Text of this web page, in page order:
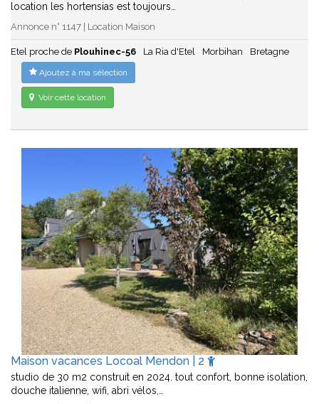
location les hortensias est toujours…
Annonce n° 1147 | Location Maison
Etel proche de Plouhinec-56 La Ria d'Etel Morbihan Bretagne
Ajoutez à ma sélection
Voir cette location
Maison vacances Locoal Mendon | 2
studio de 30 m2 construit en 2024. tout confort, bonne isolation,
douche italienne, wifi, abri vélos,…